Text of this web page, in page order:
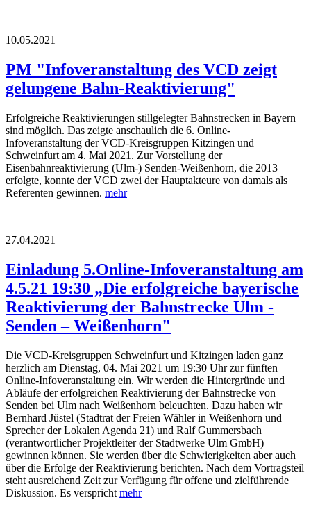
10.05.2021
PM "Infoveranstaltung des VCD zeigt
gelungene Bahn-Reaktivierung"
Erfolgreiche Reaktivierungen stillgelegter Bahnstrecken in Bayern
sind möglich. Das zeigte anschaulich die 6. Online-
Infoveranstaltung der VCD-Kreisgruppen Kitzingen und
Schweinfurt am 4. Mai 2021. Zur Vorstellung der
Eisenbahnreaktivierung (Ulm-) Senden-Weißenhorn, die 2013
erfolgte, konnte der VCD zwei der Hauptakteure von damals als
Referenten gewinnen. mehr
27.04.2021
Einladung 5.Online-Infoveranstaltung am
4.5.21 19:30 „Die erfolgreiche bayerische
Reaktivierung der Bahnstrecke Ulm -
Senden – Weißenhorn"
Die VCD-Kreisgruppen Schweinfurt und Kitzingen laden ganz
herzlich am Dienstag, 04. Mai 2021 um 19:30 Uhr zur fünften
Online-Infoveranstaltung ein. Wir werden die Hintergründe und
Abläufe der erfolgreichen Reaktivierung der Bahnstrecke von
Senden bei Ulm nach Weißenhorn beleuchten. Dazu haben wir
Bernhard Jüstel (Stadtrat der Freien Wähler in Weißenhorn und
Sprecher der Lokalen Agenda 21) und Ralf Gummersbach
(verantwortlicher Projektleiter der Stadtwerke Ulm GmbH)
gewinnen können. Sie werden über die Schwierigkeiten aber auch
über die Erfolge der Reaktivierung berichten. Nach dem Vortragsteil
steht ausreichend Zeit zur Verfügung für offene und zielführende
Diskussion. Es verspricht mehr